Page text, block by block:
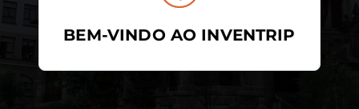
BEM-VINDO AO INVENTRIP